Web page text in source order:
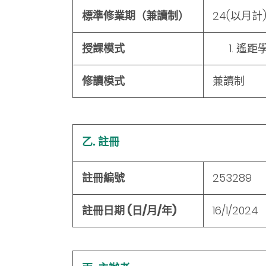
標準修業期（兼讀制） 24(以月計)
授課模式 遙距
修讀模式 兼讀制
乙. 註冊
註冊編號 253289
註冊日期 (日/月/年) 16/1/2024